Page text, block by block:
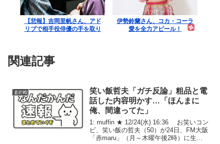
【悲報】吉岡里帆さん、アド
リブで相手役俳優の手を取り
伊勢鈴蘭さん、コカ・コーラ
愛を全力アピール！
関連記事
まとめ
笑い飯哲夫「ガチ反論」粗品と電
話した内容明かす…「ほんまに
俺、間違ってた」
1: muffin ★ 12/24(水) 16:36 お笑いコン
ビ、笑い飯の哲夫（50）が24日、FM大阪
「赤maru」（月～木曜午後2時）に生出